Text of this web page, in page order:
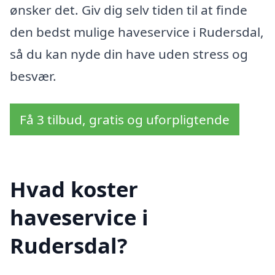
ønsker det. Giv dig selv tiden til at finde
den bedst mulige haveservice i Rudersdal,
så du kan nyde din have uden stress og
besvær.
Få 3 tilbud, gratis og uforpligtende
Hvad koster
haveservice i
Rudersdal?